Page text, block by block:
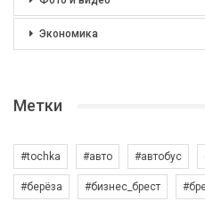
Экономика
Метки
#tochka #авто #автобус
#берёза #бизнес_брест